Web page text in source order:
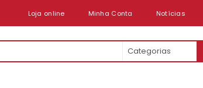
Loja online Minha Conta Notícias